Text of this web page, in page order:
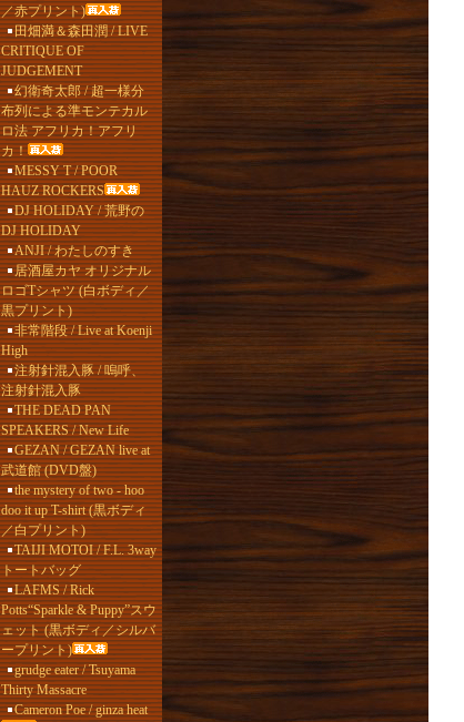
／赤プリント)
田畑満＆森田潤 / LIVE
CRITIQUE OF
JUDGEMENT
幻衛奇太郎 / 超一様分
布列による準モンテカル
ロ法 アフリカ！アフリ
カ！
MESSY T / POOR
HAUZ ROCKERS
DJ HOLIDAY / 荒野の
DJ HOLIDAY
ANJI / わたしのすき
居酒屋カヤ オリジナル
ロゴTシャツ (白ボディ／
黒プリント)
非常階段 / Live at Koenji
High
注射針混入豚 / 嗚呼、
注射針混入豚
THE DEAD PAN
SPEAKERS / New Life
GEZAN / GEZAN live at
武道館 (DVD盤)
the mystery of two - hoo
doo it up T-shirt (黒ボディ
／白プリント)
TAIJI MOTOI / F.L. 3way
トートバッグ
LAFMS / Rick
Potts“Sparkle & Puppy”スウ
ェット (黒ボディ／シルバ
ープリント)
grudge eater / Tsuyama
Thirty Massacre
Cameron Poe / ginza heat